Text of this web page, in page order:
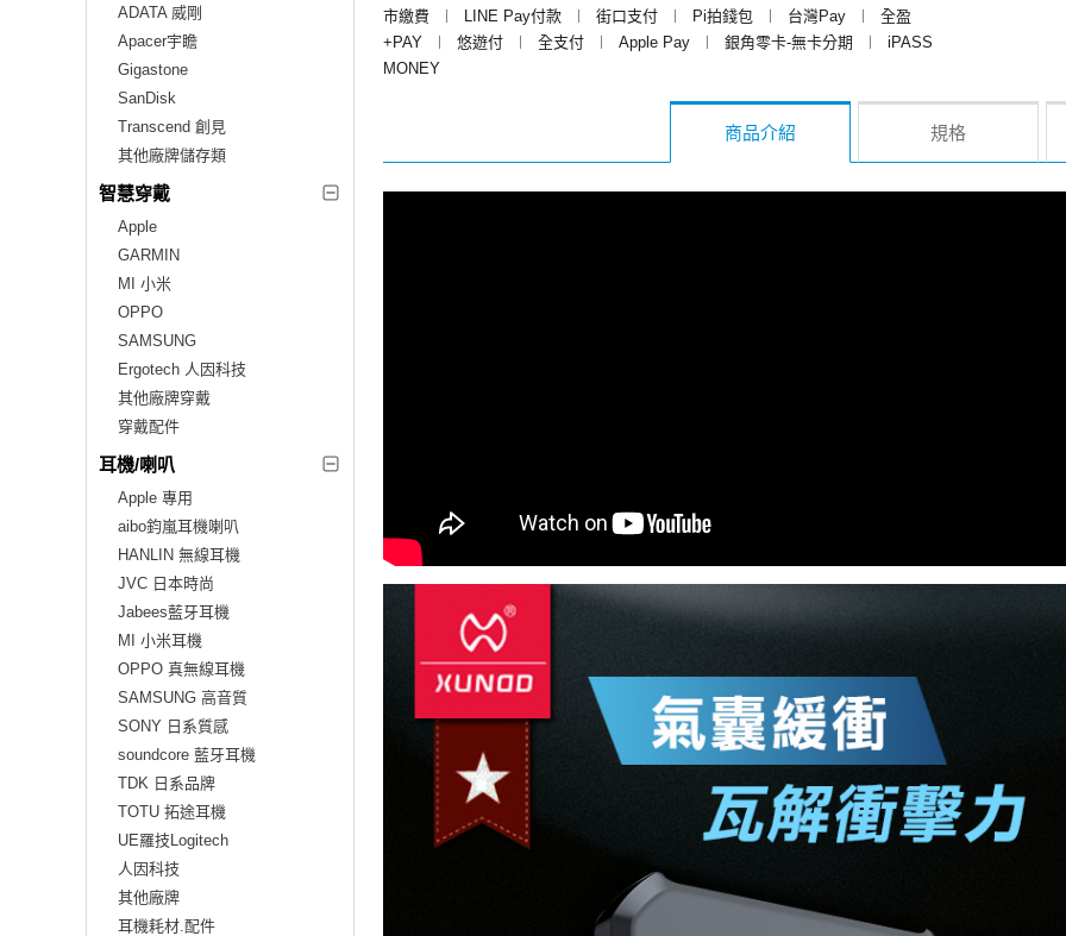
ADATA 威剛
Apacer宇瞻
Gigastone
SanDisk
Transcend 創見
其他廠牌儲存類
智慧穿戴
Apple
GARMIN
MI 小米
OPPO
SAMSUNG
Ergotech 人因科技
其他廠牌穿戴
穿戴配件
耳機/喇叭
Apple 專用
aibo鈞嵐耳機喇叭
HANLIN 無線耳機
JVC 日本時尚
Jabees藍牙耳機
MI 小米耳機
OPPO 真無線耳機
SAMSUNG 高音質
SONY 日系質感
soundcore 藍牙耳機
TDK 日系品牌
TOTU 拓途耳機
UE羅技Logitech
人因科技
其他廠牌
耳機耗材.配件
市繳費
︱ LINE Pay付款 ︱ 街口支付 ︱ Pi拍錢包 ︱ 台灣Pay ︱
全盈
+PAY
︱ 悠遊付 ︱ 全支付 ︱ Apple Pay ︱ 銀角零卡-無卡分期 ︱
iPASS
MONEY
商品介紹 規格